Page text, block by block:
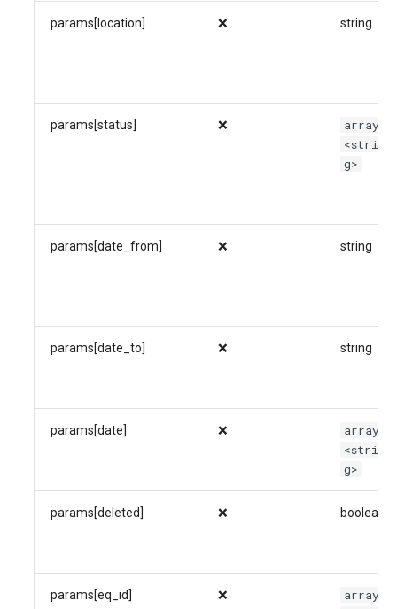
params[location] ❌ string
params[status] ❌
array
<strin
g>
params[date_from] ❌ string
params[date_to] ❌ string
params[date] ❌
array
<strin
g>
params[deleted] ❌ boolean
params[eq_id] ❌
array